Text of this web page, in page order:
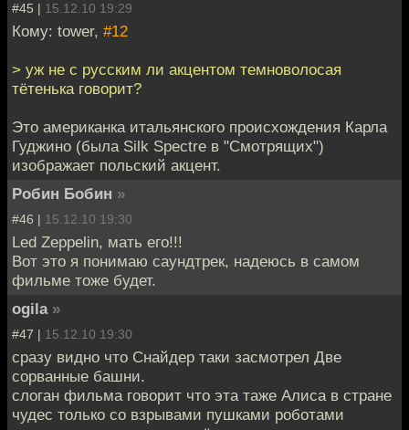
#45 | 15.12.10 19:29
Кому: tower, #12
> уж не с русским ли акцентом темноволосая
тётенька говорит?
Это американка итальянского происхождения Карла
Гуджино (была Silk Spectre в "Смотрящих")
изображает польский акцент.
Робин Бобин »
#46 | 15.12.10 19:30
Led Zeppelin, мать его!!!
Вот это я понимаю саундтрек, надеюсь в самом
фильме тоже будет.
ogila »
#47 | 15.12.10 19:30
сразу видно что Снайдер таки засмотрел Две
сорванные башни.
слоган фильма говорит что эта таже Алиса в стране
чудес только со взрывами пушками роботами